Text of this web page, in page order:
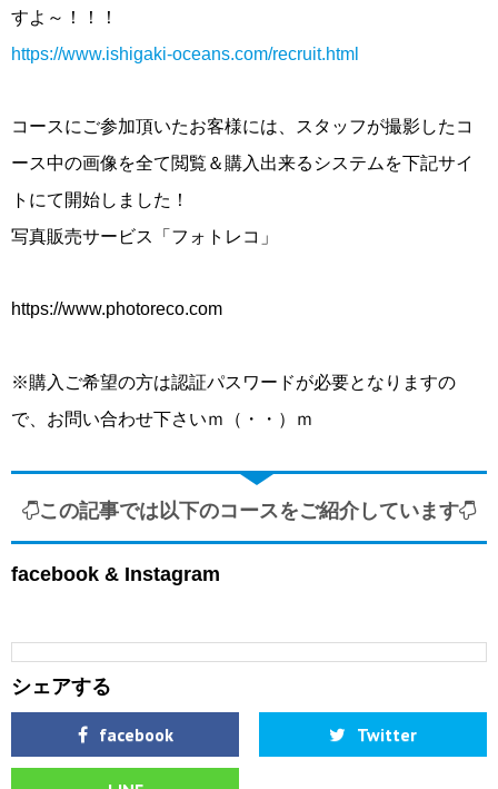
すよ～！！！
https://www.ishigaki-oceans.com/recruit.html
コースにご参加頂いたお客様には、スタッフが撮影したコ
ース中の画像を全て閲覧＆購入出来るシステムを下記サイ
トにて開始しました！
写真販売サービス「フォトレコ」
https://www.photoreco.com
※購入ご希望の方は認証パスワードが必要となりますの
で、お問い合わせ下さいｍ（・・）ｍ
この記事では以下のコースをご紹介しています
facebook & Instagram
シェアする
facebook Twitter